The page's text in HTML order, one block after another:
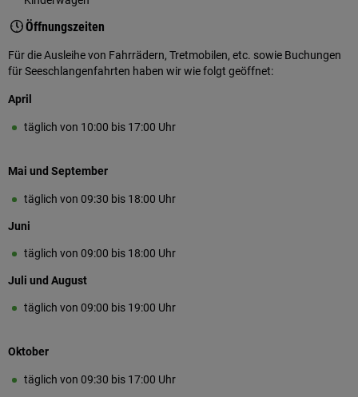
Öffnungszeiten
Für die Ausleihe von Fahrrädern, Tretmobilen, etc. sowie Buchungen
für Seeschlangenfahrten haben wir wie folgt geöffnet:
April
täglich von 10:00 bis 17:00 Uhr
Mai und September
täglich von 09:30 bis 18:00 Uhr
Juni
täglich von 09:00 bis 18:00 Uhr
Juli und August
täglich von 09:00 bis 19:00 Uhr
Oktober
täglich von 09:30 bis 17:00 Uhr